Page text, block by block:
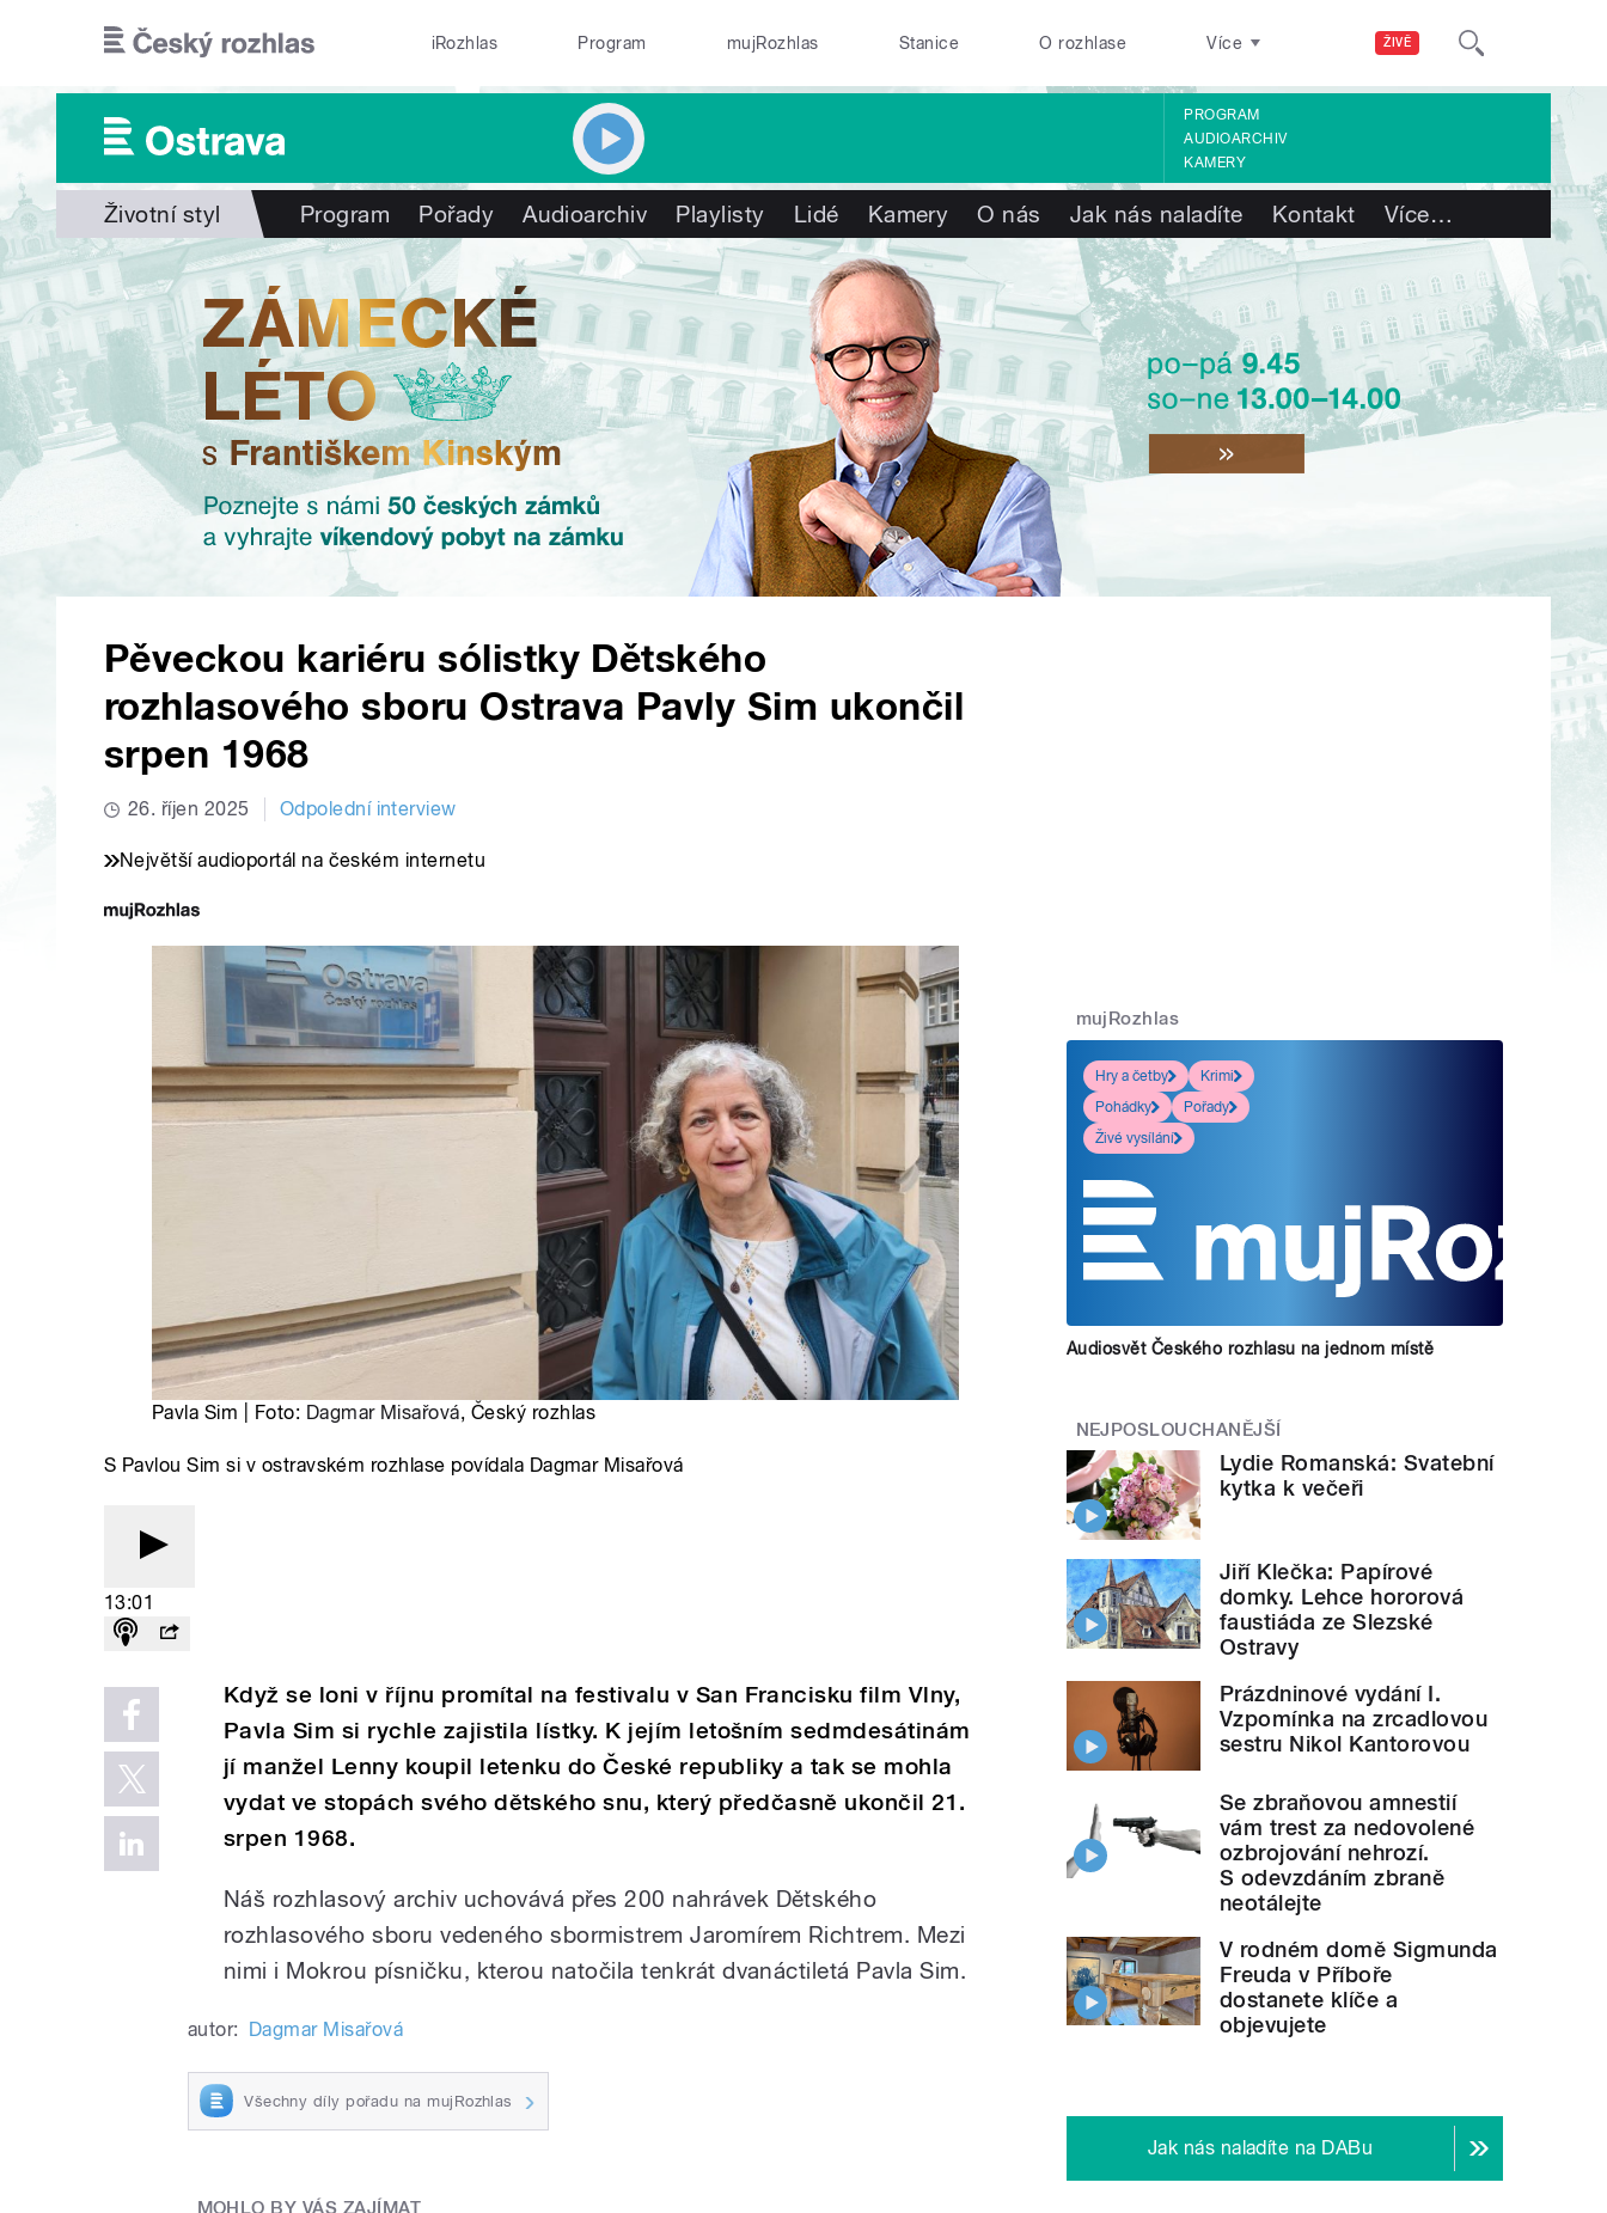
ŽIVĚ
iRozhlas Program mujRozhlas Stanice O rozhlase Více
PROGRAM
AUDIOARCHIV
KAMERY
Životní styl Program Pořady Audioarchiv Playlisty Lidé Kamery O nás Jak nás naladíte Kontakt Více…
Pěveckou kariéru sólistky Dětského
rozhlasového sboru Ostrava Pavly Sim ukončil
srpen 1968
26. říjen 2025 Odpolední interview
Největší audioportál na českém internetu
Pavla Sim | Foto: Dagmar Misařová, Český rozhlas
S Pavlou Sim si v ostravském rozhlase povídala Dagmar Misařová
13:01
Když se loni v říjnu promítal na festivalu v San Francisku film Vlny,
Pavla Sim si rychle zajistila lístky. K jejím letošním sedmdesátinám
jí manžel Lenny koupil letenku do České republiky a tak se mohla
vydat ve stopách svého dětského snu, který předčasně ukončil 21.
srpen 1968.
Náš rozhlasový archiv uchovává přes 200 nahrávek Dětského
rozhlasového sboru vedeného sbormistrem Jaromírem Richtrem. Mezi
nimi i Mokrou písničku, kterou natočila tenkrát dvanáctiletá Pavla Sim.
autor: Dagmar Misařová
Všechny díly pořadu na mujRozhlas
MOHLO BY VÁS ZAJÍMAT
mujRozhlas
Hry a četby
Krimi
Pohádky
Pořady
Živé vysílání
Audiosvět Českého rozhlasu na jednom místě
NEJPOSLOUCHANĚJŠÍ
Lydie Romanská: Svatební
kytka k večeři
Jiří Klečka: Papírové
domky. Lehce hororová
faustiáda ze Slezské
Ostravy
Prázdninové vydání I.
Vzpomínka na zrcadlovou
sestru Nikol Kantorovou
Se zbraňovou amnestií
vám trest za nedovolené
ozbrojování nehrozí.
S odevzdáním zbraně
neotálejte
V rodném domě Sigmunda
Freuda v Příboře
dostanete klíče a
objevujete
Jak nás naladíte na DABu